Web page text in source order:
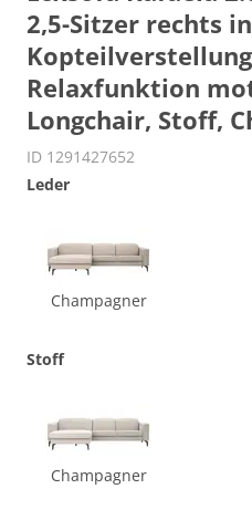
2,5-Sitzer rechts
Relaxfunktion
Longchair, Stoff,
ID 1291427652
Leder
Champagner
Stoff
Champagner